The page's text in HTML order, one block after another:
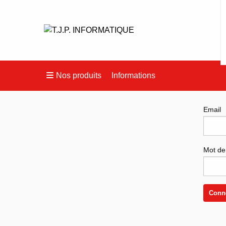
Nos produits Informations
Email
Mot